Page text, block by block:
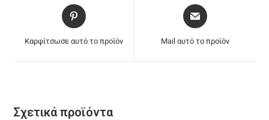
Καρφίτσωσε αυτό το προϊόν Mail αυτό το προϊόν
Σχετικά προϊόντα